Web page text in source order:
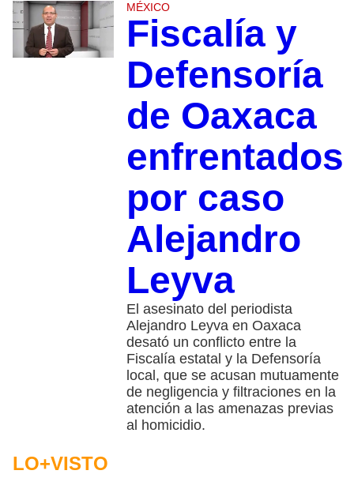
MÉXICO
Fiscalía y
Defensoría
de Oaxaca
enfrentados
por caso
Alejandro
Leyva
El asesinato del periodista
Alejandro Leyva en Oaxaca
desató un conflicto entre la
Fiscalía estatal y la Defensoría
local, que se acusan mutuamente
de negligencia y filtraciones en la
atención a las amenazas previas
al homicidio.
LO+VISTO